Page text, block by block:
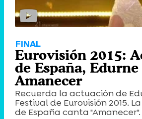
FINAL
Eurovisión 2015:
de España, Edurne
Amanecer
Recuerda la actuación de
Festival de Eurovisión 2015.
de España canta "Amanecer".